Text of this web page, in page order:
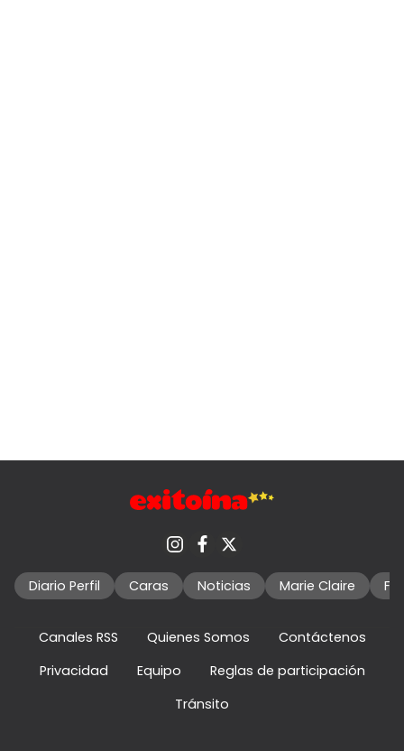
Diario Perfil Caras Noticias Marie Claire
Canales RSS Quienes Somos
Contáctenos
Privacidad
Equipo
Reglas de participación
Tránsito